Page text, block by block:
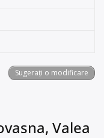
Sugerați o modificare
Valea